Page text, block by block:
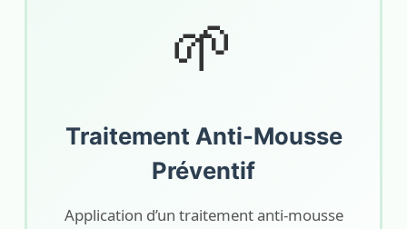
🌱
Traitement Anti-Mousse
Préventif
Application d’un traitement anti-mousse